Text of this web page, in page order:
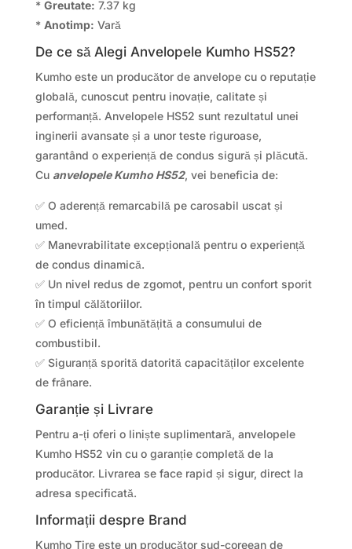
* Greutate: 7.37 kg
* Anotimp: Vară
De ce să Alegi Anvelopele Kumho HS52?
Kumho este un producător de anvelope cu o reputație
globală, cunoscut pentru inovație, calitate și
performanță. Anvelopele HS52 sunt rezultatul unei
inginerii avansate și a unor teste riguroase,
garantând o experiență de condus sigură și plăcută.
Cu anvelopele Kumho HS52, vei beneficia de:
✅ O aderență remarcabilă pe carosabil uscat și
umed.
✅ Manevrabilitate excepțională pentru o experiență
de condus dinamică.
✅ Un nivel redus de zgomot, pentru un confort sporit
în timpul călătoriilor.
✅ O eficiență îmbunătățită a consumului de
combustibil.
✅ Siguranță sporită datorită capacităților excelente
de frânare.
Garanție și Livrare
Pentru a-ți oferi o liniște suplimentară, anvelopele
Kumho HS52 vin cu o garanție completă de la
producător. Livrarea se face rapid și sigur, direct la
adresa specificată.
Informații despre Brand
Kumho Tire este un producător sud-coreean de